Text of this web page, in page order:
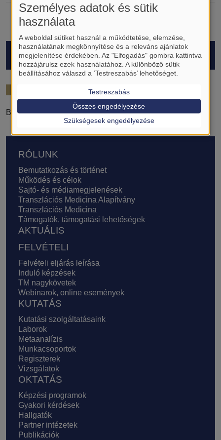
HALLGATÓK
Bodócs Dóra Luca
Lábléc
RÓLUNK
Bemutatkozás és történet
Működés és célok
Sajtó- és médiamegjelenések
Transzlációs Medicina Alapítvány
Transzlációs Medicina
Támogatók, támogatási lehetőségek
AKTUÁLIS
FELVÉTELI
Felvételi eljárás leírása
Induló képzések
TM nagykövetek
Webinarok, online események
KUTATÁS
Kutatási szolgáltatásaink
Laborok
Metaanalízis
Munkacsoportok
Regiszterek
Vizsgálatok
OKTATÁS
Képzési programok
Gyakori kérdések
Hallgatók
Partner intézetek
Publikációk
Személyes adatok és sütik
használata
A weboldal sütiket használ a működtetése, elemzése,
használatának megkönnyítése és a releváns ajánlatok
megjelenítése érdekében. Az "Elfogadás" gombra kattintva
hozzájárulsz ezek használatához. A különböző sütik
beállításához válaszd a ’Testreszabás’ lehetőséget.
Testreszabás
Szükségesek engedélyezése
Összes engedélyezése